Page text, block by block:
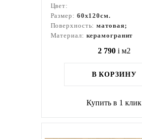
Цвет:
Размер: 60x120см.
Поверхность:матовая;
Материал: керамогранит
2 790 i м2
В КОРЗИНУ
Купить в 1 клик